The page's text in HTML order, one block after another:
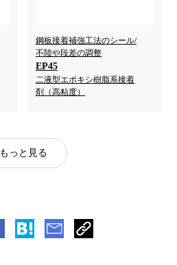
鋼板接着補強工法のシール/
不陸や段差の調整
EP45
二液型エポキシ樹脂系接着
剤（高粘度）
もっと見る